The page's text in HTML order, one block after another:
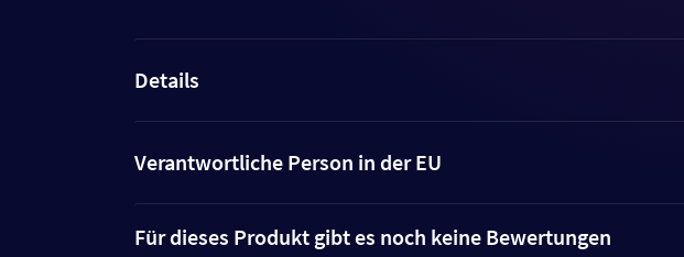
Details
Verantwortliche Person in der EU
Für dieses Produkt gibt es noch keine Bewertungen